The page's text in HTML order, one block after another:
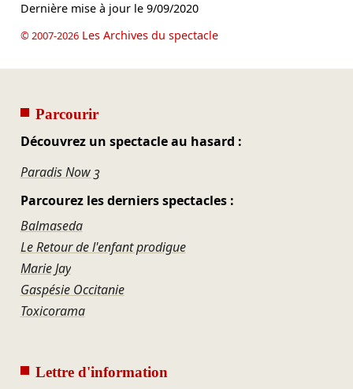
Dernière mise à jour le 9/09/2020
© 2007-2026Les Archives du spectacle
Parcourir
Découvrez un spectacle au hasard :
Paradis Now 3
Parcourez les derniers spectacles :
Balmaseda
Le Retour de l'enfant prodigue
Marie Jay
Gaspésie Occitanie
Toxicorama
Lettre d'information